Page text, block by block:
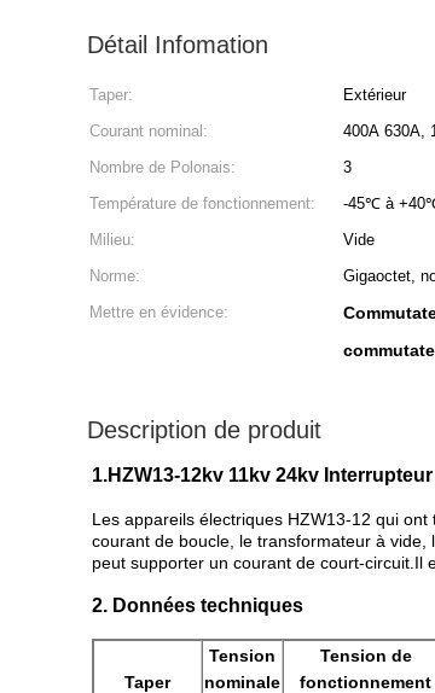
Détail Infomation
Taper: Extérieur
Courant nominal:
400A 630A,
Nombre de Polonais:
3
Température de fonctionnement:
-45℃ à
Milieu:
Vide
Norme:
Gigaoctet,
Mettre en évidence:
Description de produit
1.HZW13-12kv 11kv 24kv
Les appareils électriques HZW13-12 qui
courant de boucle, le transformateur à
peut supporter un courant de court-circuit.Il
2. Données techniques
Taper
Tension
nominale
Tension de
fonctionnement